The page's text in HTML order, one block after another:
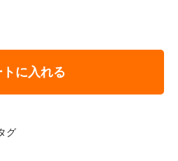
トに入れる
グ